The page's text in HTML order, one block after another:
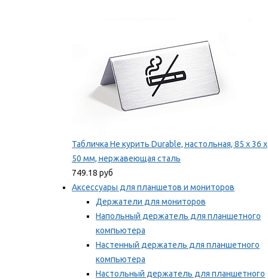
Табличка Не курить Durable, настольная, 85 x 36 x
50 мм, нержавеющая сталь
749.18 руб
Аксессуары для планшетов и мониторов
Держатели для мониторов
Напольный держатель для планшетного
компьютера
Настенный держатель для планшетного
компьютера
Настольный держатель для планшетного